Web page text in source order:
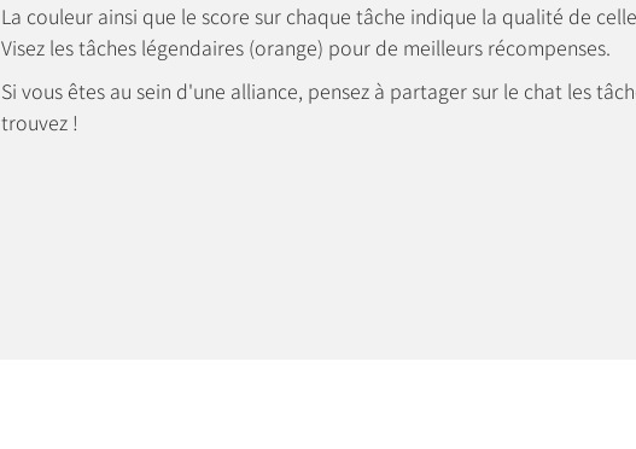
La couleur ainsi que le score sur chaque tâche indique la qualité de
Visez les tâches légendaires (orange) pour de meilleurs récompenses.
Si vous êtes au sein d'une alliance, pensez à partager sur le chat les
trouvez !